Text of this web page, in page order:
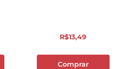
R$13,49
Comprar